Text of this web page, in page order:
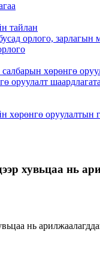
тайлан
орлого, зарлагын
хөрөнгө
оруулалт
хөрөнгө оруулалтын
хувьцаа нь